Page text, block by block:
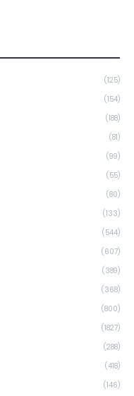
(125)
(154)
(188)
(81)
(99)
(55)
(80)
(133)
(544)
(607)
(389)
(368)
(800)
(1827)
(288)
(418)
(146)